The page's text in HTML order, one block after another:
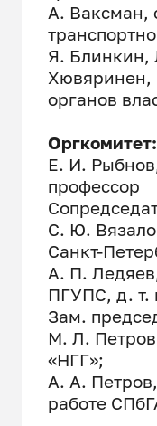
А. Ваксман,
Я.
Хювяринен,
органов
Оргкомитет:
Е. И.
профессор
С. Ю.
Санкт-
А. П.
ПГУПС, д. т.
Зам.
М. Л.
«НГГ»;
А. А.
работе